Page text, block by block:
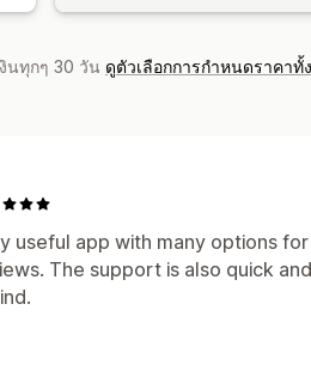
นทุกๆ 30 วัน ดูตัวเลือกการกำหนดราคาทั้
useful app with many options
The support is also quick